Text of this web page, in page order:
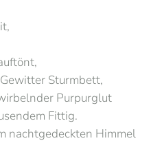
Sturmbett,
Purpurglut
Fittig.
nachtgedeckten Himmel